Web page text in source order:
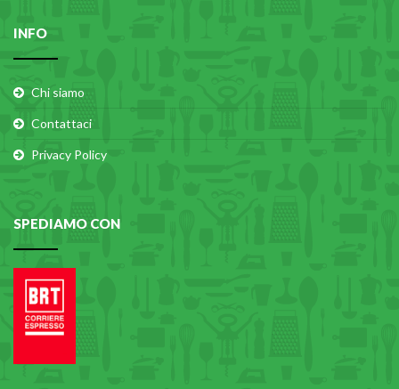
INFO
Chi siamo
Contattaci
Privacy Policy
SPEDIAMO CON